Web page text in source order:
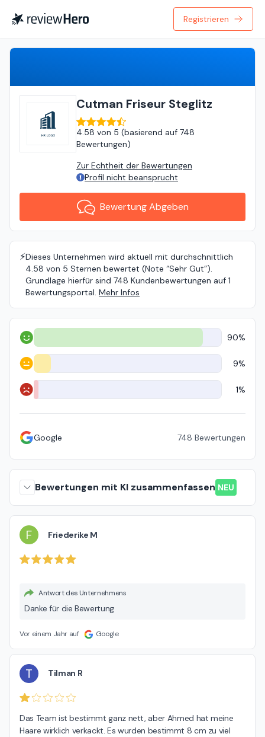
Registrieren
Cutman Friseur Steglitz
4.58 von 5 (basierend auf 748
Bewertungen)
Zur Echtheit der Bewertungen
Profil nicht beansprucht
Bewertung Abgeben
⚡️Dieses Unternehmen wird aktuell mit durchschnittlich
4.58 von 5 Sternen bewertet (Note “Sehr Gut”).
Grundlage hierfür sind 748 Kundenbewertungen auf 1
Bewertungsportal. Mehr Infos
Positiv 90%
Neutral 9%
Negativ 1%
Google 748 Bewertungen
Bewertungen mit KI zusammenfassen NEU
F Friederike M
Antwort des Unternehmens
Danke für die Bewertung
Vor einem Jahr auf Google
T Tilman R
Das Team ist bestimmt ganz nett, aber Ahmed hat meine
Haare wirklich verkackt. Es wurden bestimmt 8 cm zu viel